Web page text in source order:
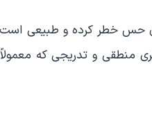
خطر کرده و طبیعی است